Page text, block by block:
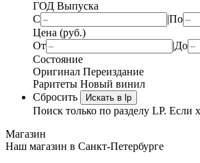
ГОД Выпуска
С
|По
Цена (руб.)
От
|До
Состояние
Оригинал Переиздание
Раритеты Новый винил
Сбросить
Искать в lp
Поиск только по разделу LP. Если
Магазин
Наш магазин в Санкт-Петербурге